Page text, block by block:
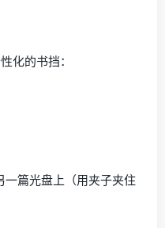
里面放上干枝效果也是
片可以做成灯罩，另外
手工，让没用的东西重